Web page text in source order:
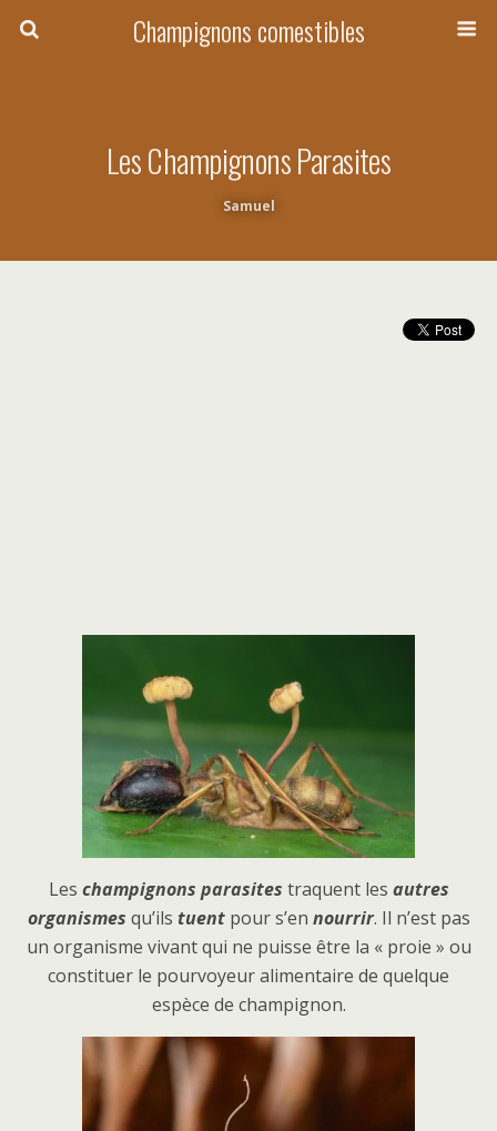
Champignons comestibles
Les Champignons Parasites
Samuel
Les champignons parasites traquent les autres
organismes qu’ils tuentpour s’en nourrir. Il n’est pas
un organisme vivant qui ne puisse être la « proie » ou
constituer le pourvoyeur alimentaire de quelque
espèce de champignon.